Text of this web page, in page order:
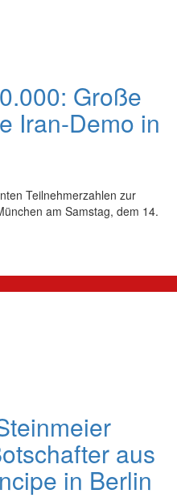
Große
Iran-Demo in
Teilnehmerzahlen zur
am Samstag, dem 14.
aus
in Berlin